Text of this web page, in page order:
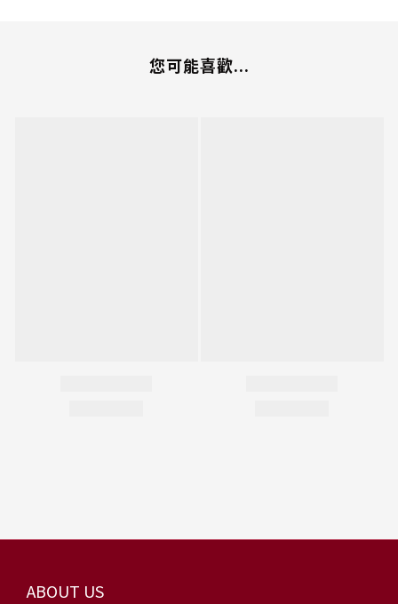
您可能喜歡...
ABOUT US